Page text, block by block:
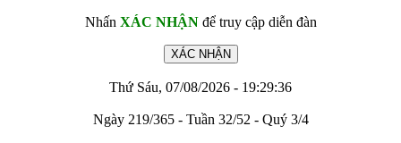
Nhấn XÁC NHẬNđể truy cập diễn đàn
Thứ Sáu, 07/08/2026 - 19:29:36
Ngày 219/365 - Tuần 32/52 - Quý 3/4